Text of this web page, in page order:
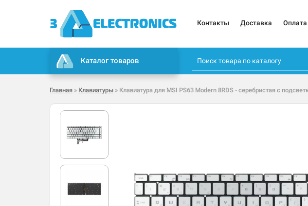
Контакты Доставка Оплата
Каталог товаров
Главная » Клавиатуры » Клавиатура для MSI PS63 Modern 8RDS - серебристая с